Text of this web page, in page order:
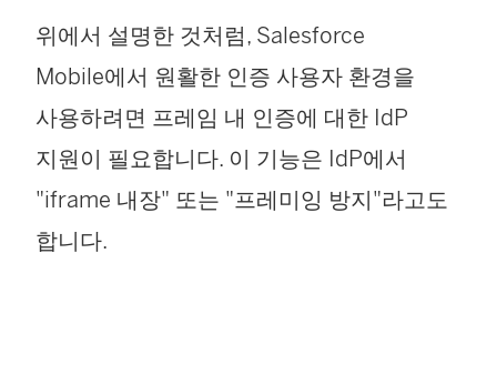
위에서 설명한 것처럼, Salesforce
Mobile에서 원활한 인증 사용자 환경을
사용하려면 프레임 내 인증에 대한 IdP
지원이 필요합니다. 이 기능은 IdP에서
"iframe 내장" 또는 "프레미잉 방지"라고도
합니다.